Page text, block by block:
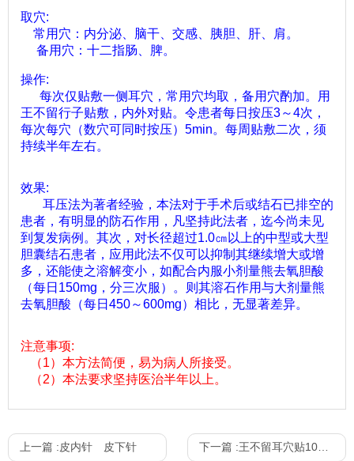
取穴:
常用穴：内分泌、脑干、交感、胰胆、肝、肩。
备用穴：十二指肠、脾。
操作:
每次仅贴敷一侧耳穴，常用穴均取，备用穴酌加。用
王不留行子贴敷，内外对贴。令患者每日按压3～4次，
每次每穴（数穴可同时按压） 5min。每周贴敷二次，须
持续半年左右。
效果:
耳压法为著者经验，本法对于手术后或结石已排空的
患者，有明显的防石作用，凡坚持此法者，迄今尚未见
到复发病例。其次，对长径超过1.0㎝以上的中型或大型
胆囊结石患者，应用此法不仅可以抑制其继续增大或增
多，还能使之溶解变小，如配合内服小剂量熊去氧胆酸
（每日 150mg ，分三次服）。则其溶石作用与大剂量熊
去氧胆酸（每日 450～600mg）相比，无显著差异。
注意事项:
（1）本方法简便，易为病人所接受。
（2）本法要求坚持医治半年以上。
上一篇 :皮内针 皮下针 下一篇 :王不留耳穴贴100粒/盒